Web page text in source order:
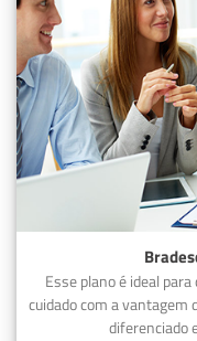
Esse plano é ideal
cuidado com a vantagem
diferenciado